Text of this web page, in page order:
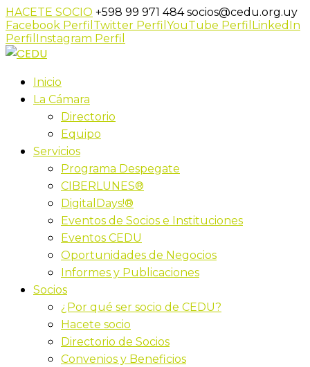
HACETE SOCIO +598 99 971 484socios@cedu.org.uy
Facebook Perfil Twitter Perfil YouTube Perfil LinkedIn
Perfil Instagram Perfil
Inicio
La Cámara
Directorio
Equipo
Servicios
Programa Despegate
CIBERLUNES®
DigitalDays!®
Eventos de Socios e Instituciones
Eventos CEDU
Oportunidades de Negocios
Informes y Publicaciones
Socios
¿Por qué ser socio de CEDU?
Hacete socio
Directorio de Socios
Convenios y Beneficios